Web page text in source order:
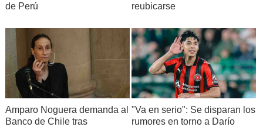
de Perú
reubicarse
Amparo Noguera demanda al
Banco de Chile tras
"Va en serio": Se disparan los
rumores en torno a Darío